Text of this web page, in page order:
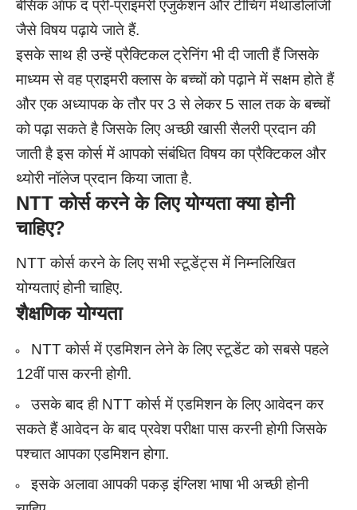
बेसिक ऑफ द प्री-प्राइमरी एजुकेशन और टीचिंग मेथाडोलॉजी
जैसे विषय पढ़ाये जाते हैं.
इसके साथ ही उन्हें प्रैक्टिकल ट्रेनिंग भी दी जाती हैं जिसके
माध्यम से वह प्राइमरी क्लास के बच्चों को पढ़ाने में सक्षम होते हैं
और एक अध्यापक के तौर पर 3 से लेकर 5 साल तक के बच्चों
को पढ़ा सकते है जिसके लिए अच्छी खासी सैलरी प्रदान की
जाती हैइस कोर्स में आपको संबंधित विषय का प्रैक्टिकल और
थ्योरी नॉलेज प्रदान किया जाता है.
NTT कोर्स करने के लिए योग्यता क्या होनी
चाहिए?
NTT कोर्स करने के लिए सभी स्टूडेंट्स में निम्नलिखित
योग्यताएं होनी चाहिए.
शैक्षणिक योग्यता
NTT कोर्स में एडमिशन लेने के लिए स्टूडेंट को सबसे पहले
12वीं पास करनी होगी.
उसके बाद ही NTT कोर्स में एडमिशन के लिए आवेदन कर
सकते हैंआवेदन के बाद प्रवेश परीक्षा पास करनी होगीजिसके
पश्चात आपका एडमिशन होगा.
इसके अलावा आपकी पकड़ इंग्लिश भाषा भी अच्छी होनी